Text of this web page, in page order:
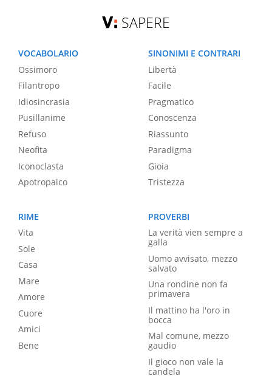
SAPERE
VOCABOLARIO
Ossimoro
Filantropo
Idiosincrasia
Pusillanime
Refuso
Neofita
Iconoclasta
Apotropaico
SINONIMI E CONTRARI
Libertà
Facile
Pragmatico
Conoscenza
Riassunto
Paradigma
Gioia
Tristezza
RIME
Vita
Sole
Casa
Mare
Amore
Cuore
Amici
Bene
PROVERBI
La verità vien sempre a
galla
Uomo avvisato, mezzo
salvato
Una rondine non fa
primavera
Il mattino ha l'oro in
bocca
Mal comune, mezzo
gaudio
Il gioco non vale la
candela